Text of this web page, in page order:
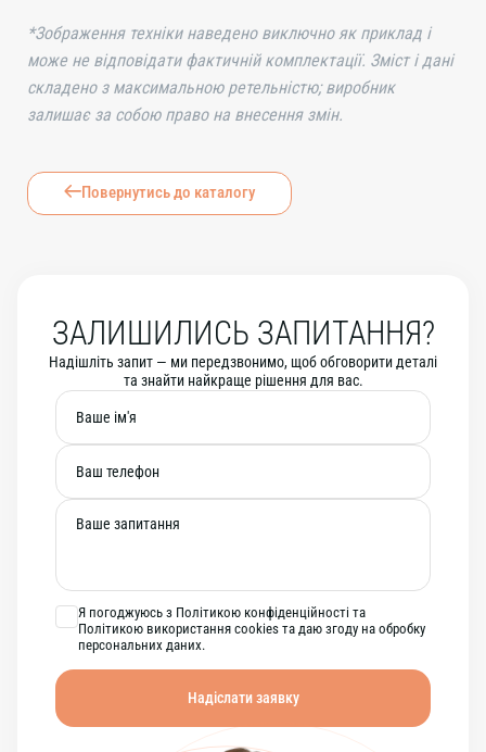
*Зображення техніки наведено виключно як приклад і
може не відповідати фактичній комплектації. Зміст і дані
складено з максимальною ретельністю; виробник
залишає за собою право на внесення змін.
Повернутись до каталогу
ЗАЛИШИЛИСЬ ЗАПИТАННЯ?
Надішліть запит — ми передзвонимо, щоб обговорити деталі
та знайти найкраще рішення для вас.
Я погоджуюсь з Політикою конфіденційності та
Політикою використання cookies та даю згоду на обробку
персональних даних.